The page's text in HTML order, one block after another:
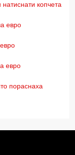
копчета
евро
евро
пораснаха